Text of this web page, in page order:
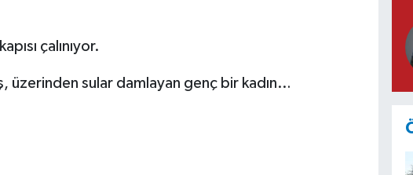
çalınıyor.
üzerinden sular damlayan genç bir kadın…